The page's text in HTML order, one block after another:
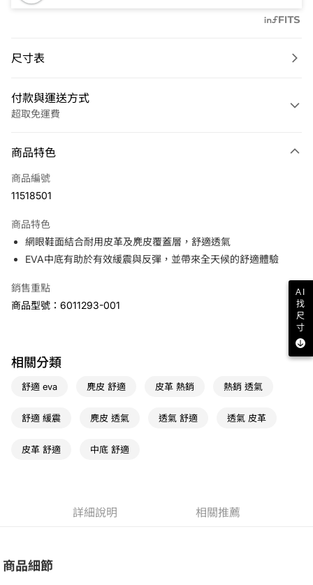
尺寸表
付款與運送方式
超取免運費
信用卡一次付款
LINE Pay
悠遊付
7-11取貨(快速到店)
免運費
免運費
商品特色
商品編號
11518501
商品特色
網眼鞋面結合耐用皮革及麂皮覆蓋層，舒適透氣
EVA中底有助於有效緩震與反彈，並帶來全天候的舒適體驗
銷售重點
商品型號：6011293-001
相關分類
舒適 eva 麂皮 舒適 皮革 熱銷 熱銷 透氣
舒適 緩震 麂皮 透氣 透氣 舒適 透氣 皮革
皮革 舒適 中底 舒適
詳細說明 相關推薦
商品細節
AI
找
尺
寸